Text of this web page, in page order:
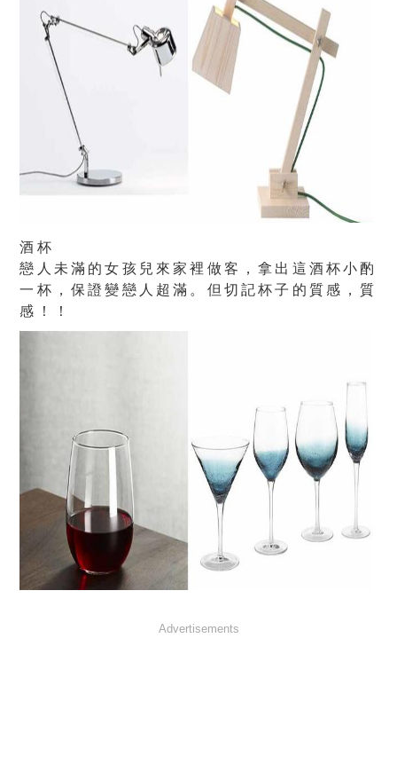
酒杯
戀人未滿的女孩兒來家裡做客，拿出這酒杯小酌
一杯，保證變戀人超滿。但切記杯子的質感，質
感！！
Advertisements